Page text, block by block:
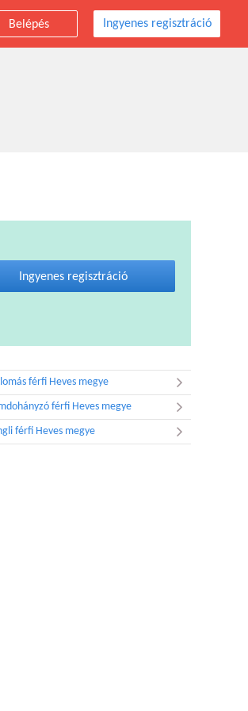
Belépés Ingyenes regisztráció
Ingyenes regisztráció
férfi Heves megye
férfi Heves megye
férfi Heves megye